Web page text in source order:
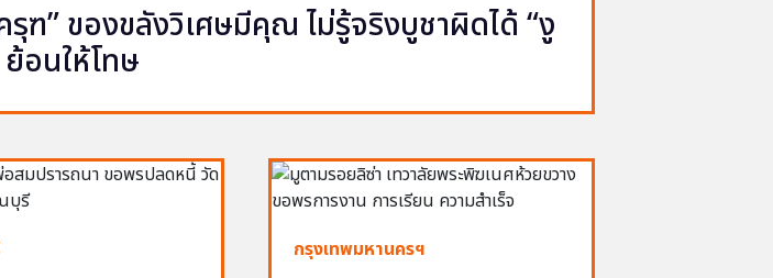
รุฑ” ของขลังวิเศษมีคุณ ไม่รู้จริงบูชาผิดได้ “งู
ย้อนให้โทษ
กรุงเทพมหานครฯ